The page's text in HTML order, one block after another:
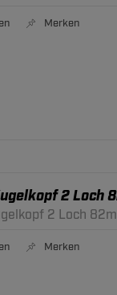
Merken
2 Loch
2 Loch
Merken